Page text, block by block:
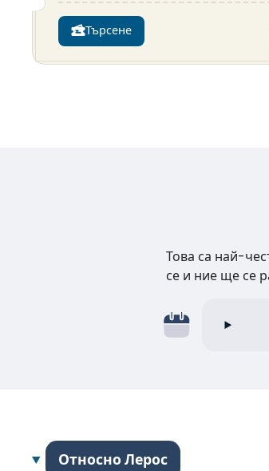
Търсене
Това са най-
се и ние ще се
Относно Лерос